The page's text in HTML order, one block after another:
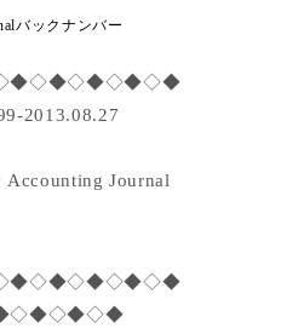
バックナンバー
Journal